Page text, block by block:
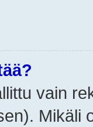
vain
Mikäli